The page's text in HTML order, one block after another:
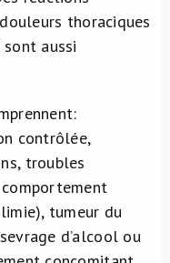
thoraciques
aussi
contrôlée,
troubles
tumeur du
d’alcool ou